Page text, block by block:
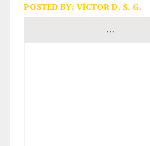
POSTED BY: VÍCTOR D. S. G.
…